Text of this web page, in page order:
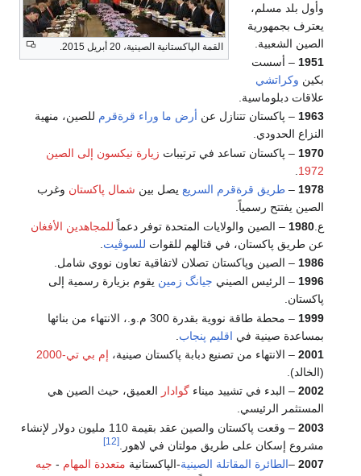
القمة الپاكستانية الصينية، 20 أبريل 2015.
وأول بلد مسلم،
يعترف بجمهورية
الصين الشعبية.
1951 – أسست
بكين وكراتشي
علاقات دبلوماسية.
1963 – پاكستان تتنازل عن أرض ما وراء قرةقرم للصين، منهية
النزاع الحدودي.
1970 – پاكستان تساعد في ترتيبات زيارة نيكسون إلى الصين
1972
1978
–طريق قرةقرم السريع يصل بين شمال پاكستان وغرب
الصين يفتتح رسمياً.
ع.1980 – الصين والولايات المتحدة توفر دعماً للمجاهدين الأفغان
عن طريق پاكستان، في قتالهم للقوات للسوڤيت
1986 – الصين وپاكستان تصلان لاتفاقية تعاون نووي شامل.
1996 – الرئيس الصيني جيانگ زمين يقوم بزيارة رسمية إلى
پاكستان.
1999
– محطة طاقة نووية بقدرة 300 م.و.، الانتهاء من بنائها
بمساعدة صينية في اقليم پنجاب
2001 – الانتهاء من تصنيع دبابة پاكستان صينية، إم بي تي-2000
(الخالد).
2002 – البدء في تشييد ميناءگوادار العميق، حيث الصين هي
المستثمر الرئيسي.
2003
– وقعت پاكستان والصين عقد بقيمة 110 مليون دولار لإنشاء
مشروع إسكان على طريق مولتان في لاهور.[12]
2007
–الطائرة المقاتلة الصينية-الپاكستانية متعددة المهام - جيه